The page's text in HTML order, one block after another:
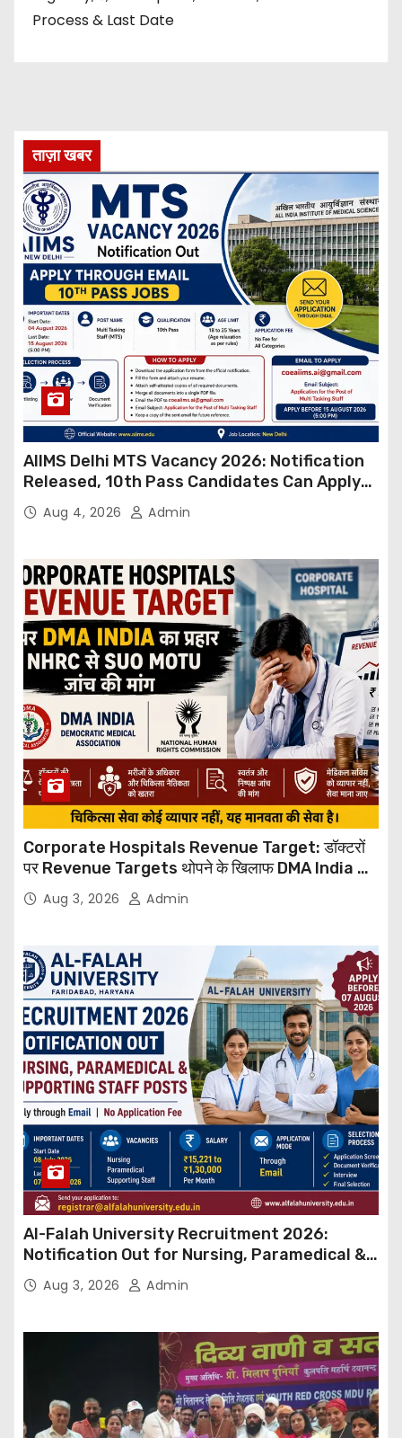
Process & Last Date
ताज़ा खबर
AIIMS Delhi MTS Vacancy 2026: Notification
Released, 10th Pass Candidates Can Apply
Through Email
Aug 4, 2026 Admin
Corporate Hospitals Revenue Target: डॉक्टरों
पर Revenue Targets थोपने के खिलाफ DMA India का
बड़ा कदम, NHRC से Suo Motu जांच की मांग
Aug 3, 2026 Admin
Al-Falah University Recruitment 2026:
Notification Out for Nursing, Paramedical &
Supporting Staff Posts, Apply Through Email
Aug 3, 2026 Admin